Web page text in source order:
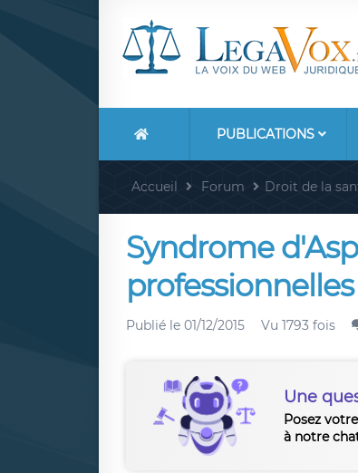
PUBLICATIONS
Accueil Forum Droit de la
Syndrome
professionnelles
Publié le 01/12/2015 Vu 1793 fois
Une
Posez
à notre